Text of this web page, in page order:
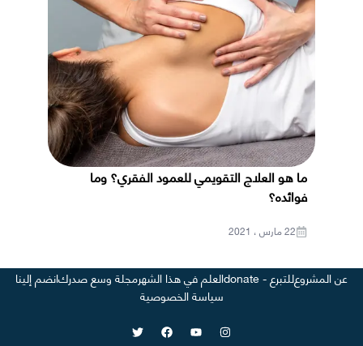
ما هو العلاج التقويمي للعمود الفقري؟ وما
فوائده؟
22 مارس ، 2021
عن المشروعللتبرع - donate العلم في هذا الشهرمجلة وسع صدركانضم إلينا
سياسة الخصوصية